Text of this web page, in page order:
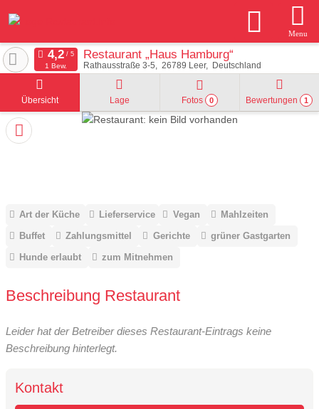
Menu
Restaurant „Haus Hamburg“
Rathausstraße 3-5 26789 Leer Deutschland
1 Bew.
Übersicht Lage Fotos 0 Bewertungen 1
Art der Küche Lieferservice Vegan
Mahlzeiten
Buffet
Zahlungsmittel Gerichte
grüner Gastgarten
Hunde erlaubt
zum Mitnehmen
Beschreibung Restaurant
Leider hat der Betreiber dieses Restaurant-Eintrags keine
Beschreibung hinterlegt.
Kontakt